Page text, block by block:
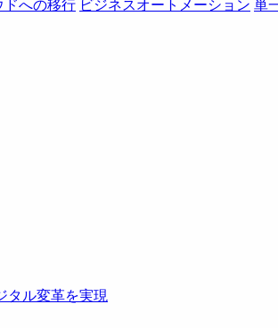
ドへの移行 ビジネスオートメーション 単
タル変革を実現